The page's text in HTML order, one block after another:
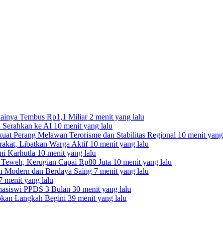
Tembus Rp1,1 Miliar 2 menit yang lalu
ke AI 10 menit yang lalu
Perang Melawan Terorisme dan Stabilitas Regional 10 menit
Libatkan Warga Aktif 10 menit yang lalu
Karhutla 10 menit yang lalu
Kerugian Capai Rp80 Juta 10 menit yang lalu
Modern dan Berdaya Saing 7 menit yang lalu
menit yang lalu
PPDS 3 Bulan 30 menit yang lalu
Langkah Begini 39 menit yang lalu